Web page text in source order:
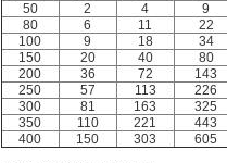
50
2 4
9
80
6 11
22
100
9 18
34
150
20 40
80
200
36 72
143
250
57 113
226
300
81 163
325
350
110 221
443
400
150 303 605